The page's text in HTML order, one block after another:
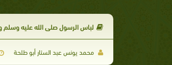
لباس الرسول صلى الله عليه وسلم
محمد يونس عبد الستار أبو طلحة